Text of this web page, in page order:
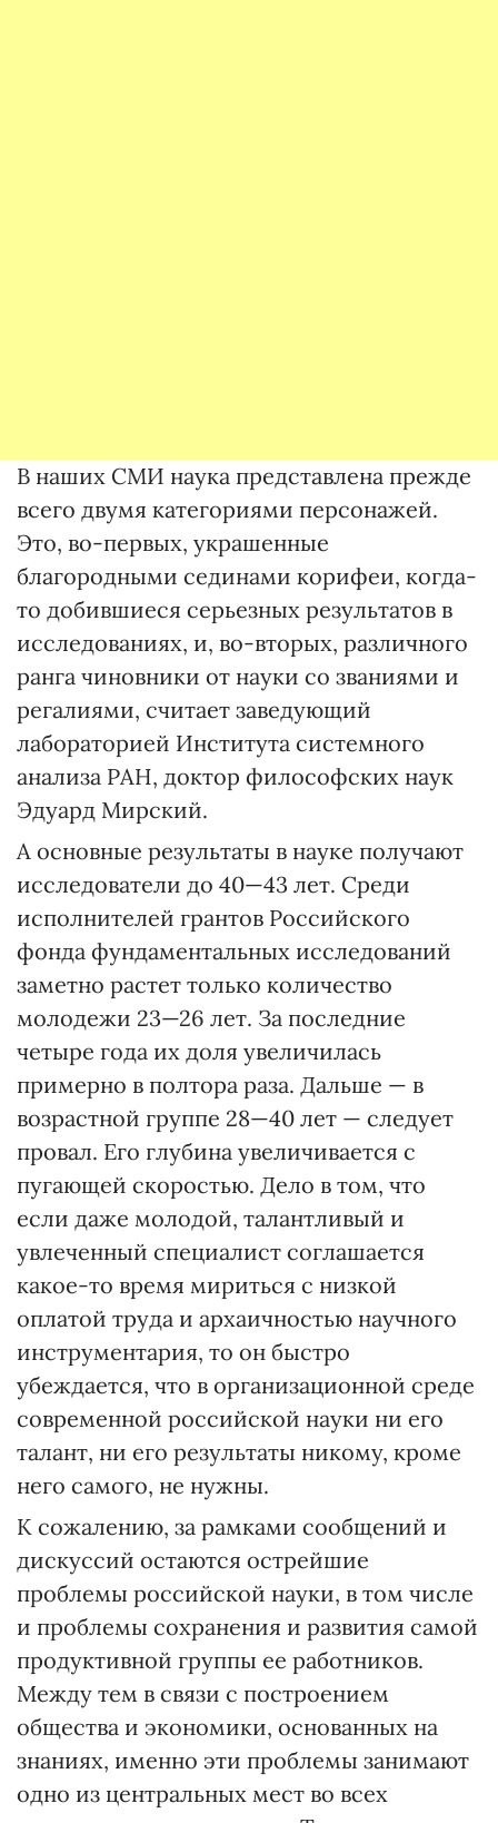
В наших СМИ наука представлена прежде
всего двумя категориями персонажей.
Это, во-первых, украшенные
благородными сединами корифеи, когда-
то добившиеся серьезных результатов в
исследованиях, и, во-вторых, различного
ранга чиновники от науки со званиями и
регалиями, считает заведующий
лабораторией Института системного
анализа РАН, доктор философских наук
Эдуард Мирский.
А основные результаты в науке получают
исследователи до 40—43 лет. Среди
исполнителей грантов Российского
фонда фундаментальных исследований
заметно растет только количество
молодежи 23—26 лет. За последние
четыре года их доля увеличилась
примерно в полтора раза. Дальше — в
возрастной группе 28—40 лет — следует
провал. Его глубина увеличивается с
пугающей скоростью. Дело в том, что
если даже молодой, талантливый и
увлеченный специалист соглашается
какое-то время мириться с низкой
оплатой труда и архаичностью научного
инструментария, то он быстро
убеждается, что в организационной среде
современной российской науки ни его
талант, ни его результаты никому, кроме
него самого, не нужны.
К сожалению, за рамками сообщений и
дискуссий остаются острейшие
проблемы российской науки, в том числе
и проблемы сохранения и развития самой
продуктивной группы ее работников.
Между тем в связи с построением
общества и экономики, основанных на
знаниях, именно эти проблемы занимают
одно из центральных мест во всех